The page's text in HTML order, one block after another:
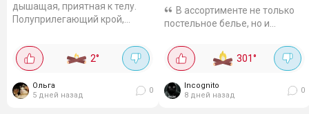
дышащая, приятная к телу.
Полуприлегающий крой,
карточке есть разные цвета,...
2°
Ольга
5 дней назад
0
В ассортименте не только
постельное белье, но и
также мужская и женская
одежда.Каталог тутПромокод:
и WB -...
301°
Incognito
8 дней назад
0